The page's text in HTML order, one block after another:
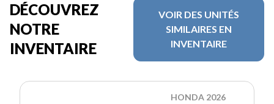
DÉCOUVREZ
NOTRE
INVENTAIRE
VOIR DES UNITÉS
SIMILAIRES EN
INVENTAIRE
HONDA 2026